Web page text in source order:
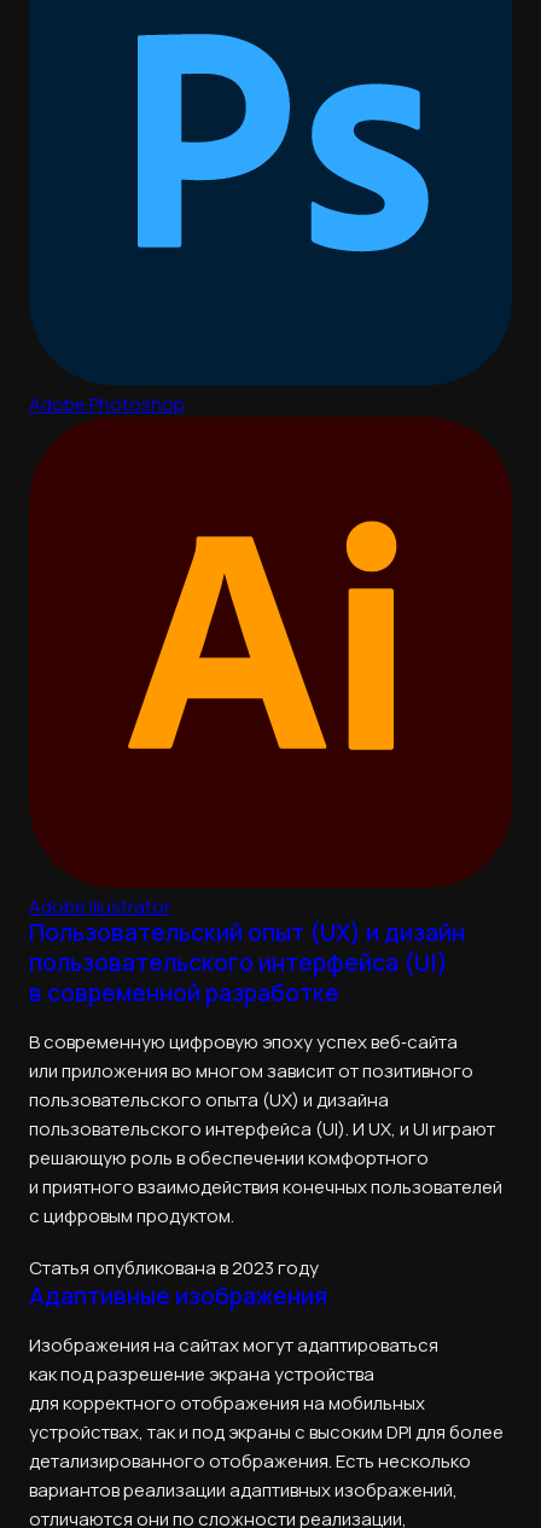
Adobe Photoshop
Adobe Illustrator
Пользовательский опыт (UX) и дизайн
пользовательского интерфейса (UI)
в современной разработке
В современную цифровую эпоху успех веб‑сайта
или приложения во многом зависит от позитивного
пользовательского опыта (UX) и дизайна
пользовательского интерфейса (UI). И UX, и UI играют
решающую роль в обеспечении комфортного
и приятного взаимодействия конечных пользователей
с цифровым продуктом.
Статья опубликована в 2023 году
Адаптивные изображения
Изображения на сайтах могут адаптироваться
как под разрешение экрана устройства
для корректного отображения на мобильных
устройствах, так и под экраны с высоким DPI для более
детализированного отображения. Есть несколько
вариантов реализации адаптивных изображений,
отличаются они по сложности реализации,